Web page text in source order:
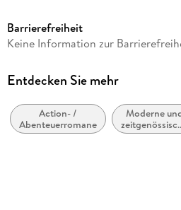
Reihe
Autor/Autorin
Übersetzung
Michael Kubiak
Barrierefreiheit
Keine Information zur
Entdecken Sie mehr
Action- /
Abenteuerromane
Moderne
Belletristik: